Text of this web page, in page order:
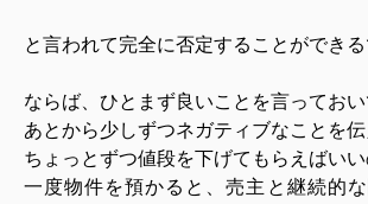
と言われて完全に否定することができる
ならば、ひとまず良いことを言っておい
あとから少しずつネガティブなことを伝
ちょっとずつ値段を下げてもらえばいい
一度物件を預かると、売主と継続的